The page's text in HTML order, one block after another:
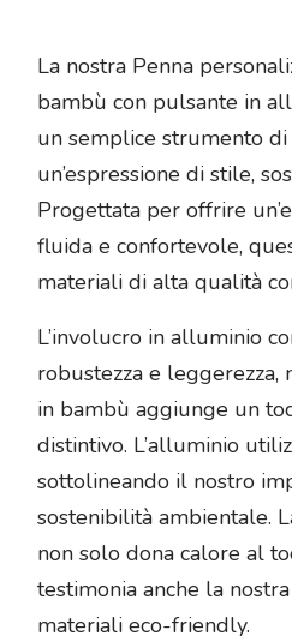
La nostra Penna
bambù con pulsante in
un semplice strumento di
un’espressione di stile,
Progettata per offrire
fluida e confortevole,
materiali di alta qualità
L’involucro in alluminio
robustezza e leggerezza,
in bambù aggiunge un
distintivo. L’alluminio
sottolineando il nostro
sostenibilità ambientale.
non solo dona calore al
testimonia anche la
materiali eco-friendly.